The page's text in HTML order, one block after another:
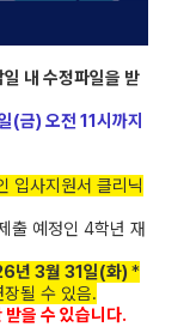
내 수정파일을 받
금) 오전 11시까지
입사지원서 클리닉
출 예정인 4학년 재
년 3월 31일(화) *
될 수 있음.
받을 수 있습니다.